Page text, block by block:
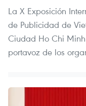
La X Exposición
de Publicidad de
Ciudad Ho Chi
portavoz de los